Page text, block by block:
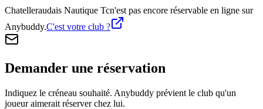
Chatelleraudais Nautique Tcn'est pas encore réservable en ligne sur
Anybuddy.C'est votre club ?
Demander une réservation
Indiquez le créneau souhaité. Anybuddy prévient le club qu'un
joueur aimerait réserver chez lui.